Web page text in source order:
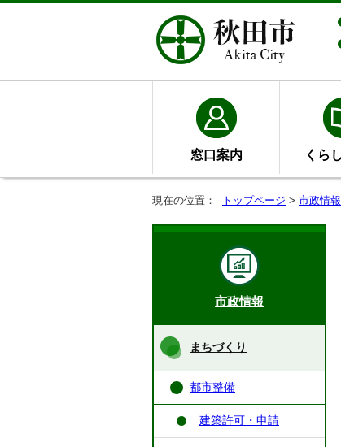
窓口案内 くら
現在の位置： トップページ > 市政情報
市政情報
まちづくり
都市整備
建築許可・申請